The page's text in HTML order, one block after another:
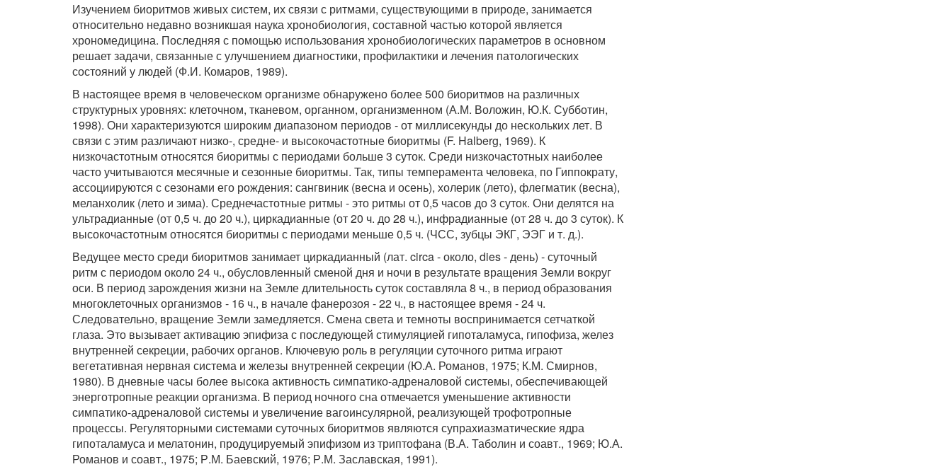
Изучением биоритмов живых систем, их связи с ритмами, существующими в природе, занимается
относительно недавно возникшая наука хронобиология, составной частью которой является
хрономедицина. Последняя с помощью использования хронобиологических параметров в основном
решает задачи, связанные с улучшением диагностики, профилактики и лечения патологических
состояний у людей (Ф.И. Комаров, 1989).
В настоящее время в человеческом организме обнаружено более 500 биоритмов на различных
структурных уровнях: клеточном, тканевом, органном, организменном (А.М. Воложин, Ю.К. Субботин,
1998). Они характеризуются широким диапазоном периодов - от миллисекунды до нескольких лет. В
связи с этим различают низко-, средне- и высокочастотные биоритмы (F. Halberg, 1969). К
низкочастотным относятся биоритмы с периодами больше 3 суток. Среди низкочастотных наиболее
часто учитываются месячные и сезонные биоритмы. Так, типы темперамента человека, по Гиппократу,
ассоциируются с сезонами его рождения: сангвиник (весна и осень), холерик (лето), флегматик (весна),
меланхолик (лето и зима). Среднечастотные ритмы - это ритмы от 0,5 часов до 3 суток. Они делятся на
ультрадианные (от 0,5 ч. до 20 ч.), циркадианные (от 20 ч. до 28 ч.), инфрадианные (от 28 ч. до 3 суток). К
высокочастотным относятся биоритмы с периодами меньше 0,5 ч. (ЧСС, зубцы ЭКГ, ЭЭГ и т. д.).
Ведущее место среди биоритмов занимает циркадианный (лат. circa - около, dies - день) - суточный
ритм с периодом около 24 ч., обусловленный сменой дня и ночи в результате вращения Земли вокруг
оси. В период зарождения жизни на Земле длительность суток составляла 8 ч., в период образования
многоклеточных организмов - 16 ч., в начале фанерозоя - 22 ч., в настоящее время - 24 ч.
Следовательно, вращение Земли замедляется. Смена света и темноты воспринимается сетчаткой
глаза. Это вызывает активацию эпифиза с последующей стимуляцией гипоталамуса, гипофиза, желез
внутренней секреции, рабочих органов. Ключевую роль в регуляции суточного ритма играют
вегетативная нервная система и железы внутренней секреции (Ю.А. Романов, 1975; К.М. Смирнов,
1980). В дневные часы более высока активность симпатико-адреналовой системы, обеспечивающей
энерготропные реакции организма. В период ночного сна отмечается уменьшение активности
симпатико-адреналовой системы и увеличение вагоинсулярной, реализующей трофотропные
процессы. Регуляторными системами суточных биоритмов являются супрахиазматические ядра
гипоталамуса и мелатонин, продуцируемый эпифизом из триптофана (В.А. Таболин и соавт., 1969; Ю.А.
Романов и соавт., 1975; Р.М. Баевский, 1976; Р.М. Заславская, 1991).